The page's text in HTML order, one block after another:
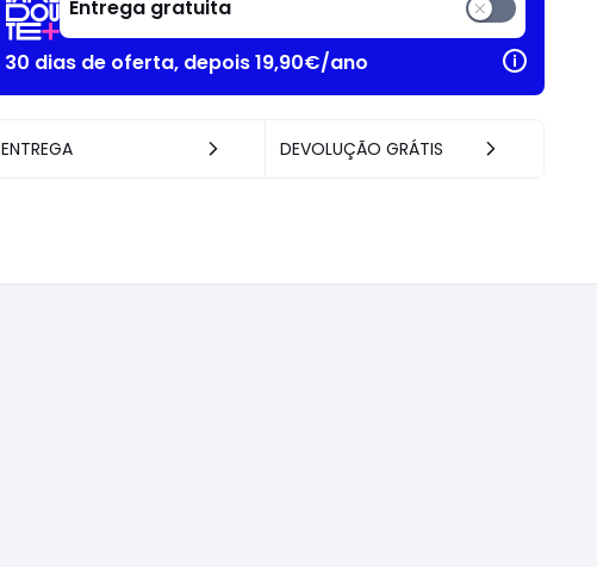
Entrega gratuita
30 dias de oferta, depois 19,90€/ano
ENTREGA DEVOLUÇÃO GRÁTIS